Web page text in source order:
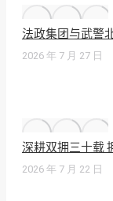
法政集团与武警
2026 年 7 月 27 日
深耕双拥三十载
2026 年 7 月 22 日